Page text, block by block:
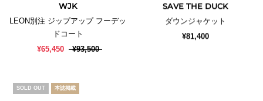
WJK
LEON別注 ジップアップ フーデッ
ドコート
¥65,450
¥93,500
SAVE THE DUCK
ダウンジャケット
¥81,400
SOLD OUT 本誌掲載